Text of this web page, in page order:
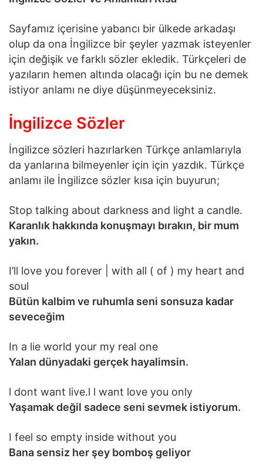
Sayfamız içerisine yabancı bir ülkede arkadaşı
olup da ona İngilizce bir şeyler yazmak isteyenler
için değişik ve farklı sözler ekledik. Türkçeleri de
yazıların hemen altında olacağı için bu ne demek
istiyor anlamı ne diye düşünmeyeceksiniz.
İngilizce Sözler
İngilizce sözleri hazırlarken Türkçe anlamlarıyla
da yanlarına bilmeyenler için için yazdık. Türkçe
anlamı ile İngilizce sözler kısa için buyurun;
Stop talking about darkness and light a candle.
Karanlık hakkında konuşmayı bırakın, bir mum
yakın.
I’ll love you forever | with all ( of ) my heart and
soul
Bütün kalbim ve ruhumla seni sonsuza kadar
seveceğim
In a lie world your my real one
Yalan dünyadaki gerçek hayalimsin.
l dont want live.l l want love you only
Yaşamak değil sadece seni sevmek istiyorum.
I feel so empty inside without you
Bana sensiz her şey bomboş geliyor